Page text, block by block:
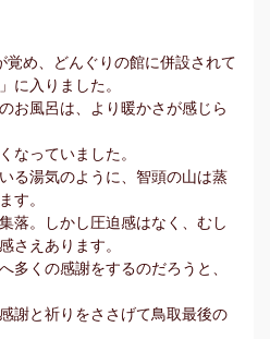
め、どんぐりの館に併設されて
に入りました。
お風呂は、より暖かさが感じら
なっていました。
る湯気のように、智頭の山は蒸
す。
落。しかし圧迫感はなく、むし
さえあります。
多くの感謝をするのだろうと、
謝と祈りをささげて鳥取最後の